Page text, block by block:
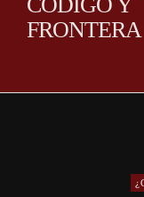
FRONTERA